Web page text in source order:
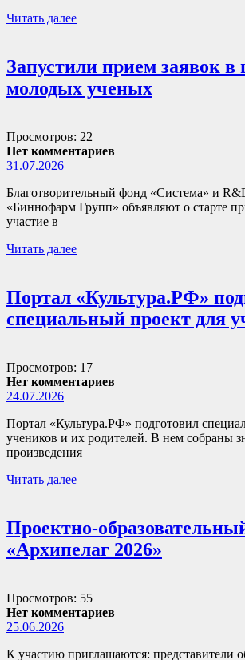
Читать далее
Запустили прием заявок в
молодых ученых
Просмотров: 22
Нет комментариев
31.07.2026
Благотворительный фонд «Система» и
«Биннофарм Групп» объявляют о старте
участие в
Читать далее
Портал «Культура.РФ»
специальный проект для
Просмотров: 17
Нет комментариев
24.07.2026
Портал «Культура.РФ» подготовил
учеников и их родителей. В нем собраны
произведения
Читать далее
Проектно-
«Архипелаг 2026»
Просмотров: 55
Нет комментариев
25.06.2026
К участию приглашаются: представители